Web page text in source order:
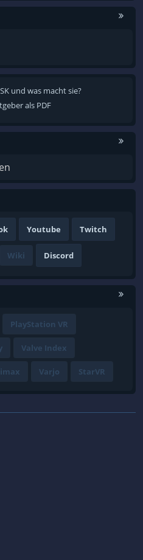
und was macht sie?
als PDF
Youtube Twitch
Wiki Discord
PlayStation VR
Valve Index
Varjo StarVR